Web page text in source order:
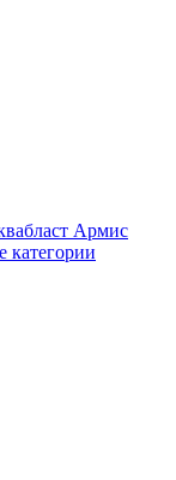
Армис
категории